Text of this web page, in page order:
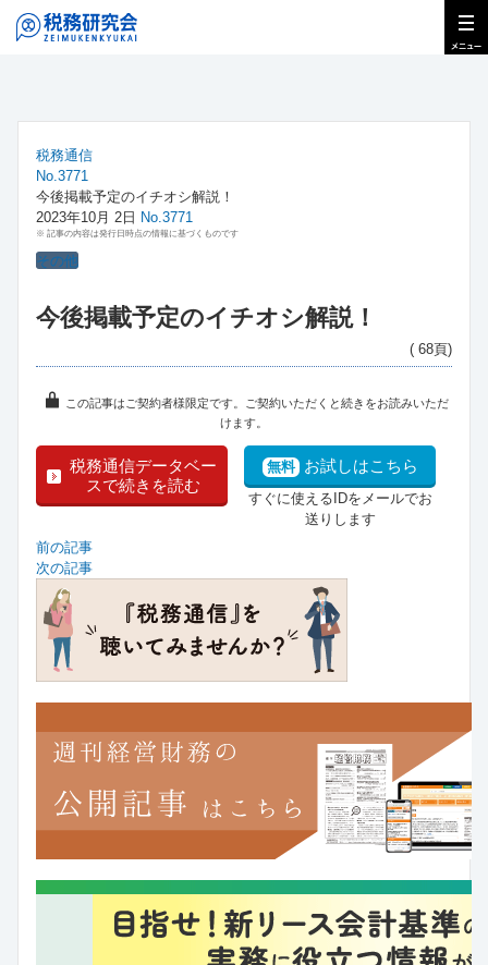
税務通信
No.3771
今後掲載予定のイチオシ解説！
2023年10月 2日 No.3771
※ 記事の内容は発行日時点の情報に基づくものです
その他
今後掲載予定のイチオシ解説！
( 68頁)
この記事はご契約者様限定です。ご契約いただくと続きをお読みいただ
けます。
税務通信データベー
スで続きを読む
無料 お試しはこちら
すぐに使えるIDをメールでお
送りします
前の記事
次の記事